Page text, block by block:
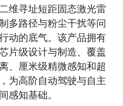
维寻址短距固态激光雷
多路径与粉尘干扰等问
动的底气。该产品拥有
片级设计与制造、覆盖
、厘米级精微感知和超
为高阶自动驾驶与自主
感知基础。